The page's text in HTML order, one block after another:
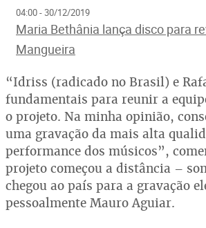
04:00 - 30/12/2019
Maria Bethânia lança disco para
Mangueira
“Idriss (radicado no Brasil) e
fundamentais para reunir a
o projeto. Na minha opinião,
uma gravação da mais alta
performance dos músicos”,
projeto começou a distância –
chegou ao país para a gravação
pessoalmente Mauro Aguiar.